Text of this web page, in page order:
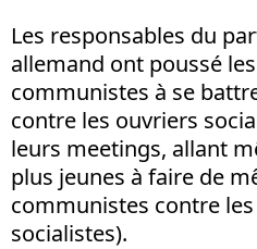
Les responsables du
allemand ont poussé
communistes à se
contre les ouvriers
leurs meetings, allant
plus jeunes à faire de
communistes contre
socialistes).